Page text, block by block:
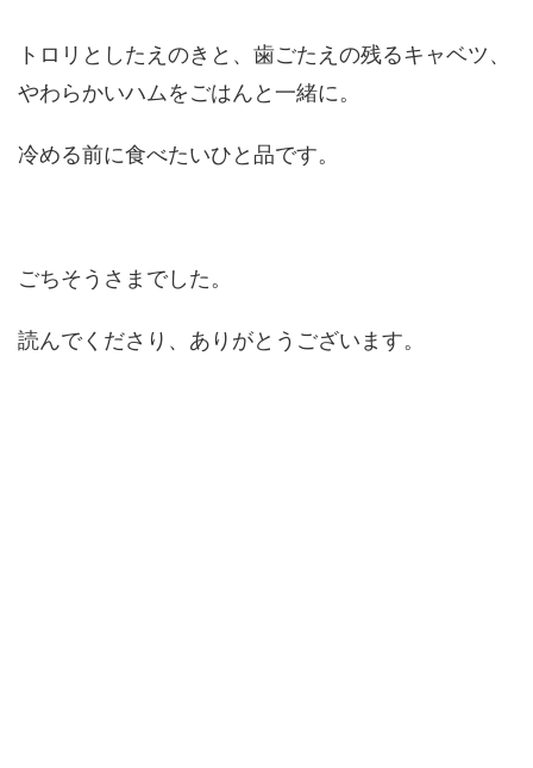
トロリとしたえのきと、歯ごたえの残るキャベツ、
やわらかいハムをごはんと一緒に。
冷める前に食べたいひと品です。
ごちそうさまでした。
読んでくださり、ありがとうございます。